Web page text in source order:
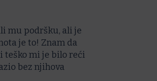
mu podršku, ali je
je to! Znam da
teško mi je bilo reći
bez njihova